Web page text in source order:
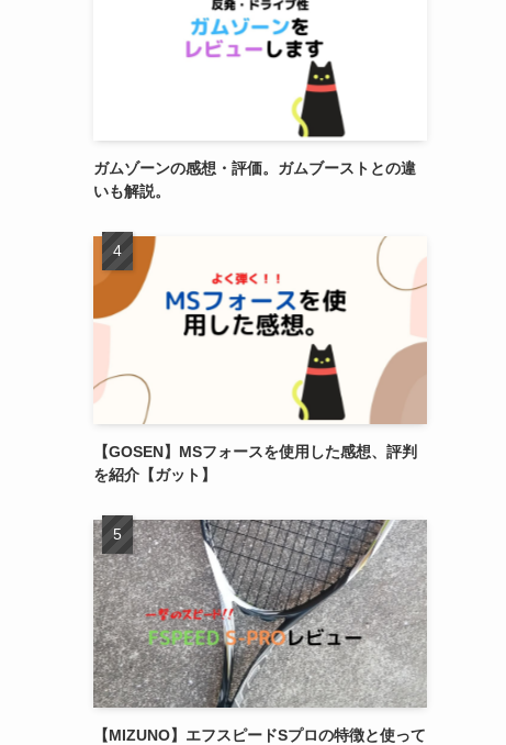
ガムゾーンの感想・評価。ガムブーストとの違
いも解説。
【GOSEN】MSフォースを使用した感想、評判
を紹介【ガット】
【MIZUNO】エフスピードSプロの特徴と使って